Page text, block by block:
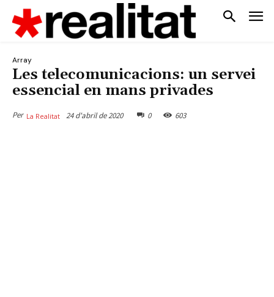
Array
Les telecomunicacions: un servei
essencial en mans privades
Per La Realitat 24 d'abril de 2020 0 603